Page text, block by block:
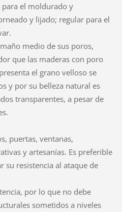
para el moldurado y
y lijado; regular para el
medio de sus poros,
que las maderas con poro
el grano velloso se
y por su belleza natural es
transparentes, a pesar de
puertas, ventanas,
y artesanías. Es preferible
su resistencia al ataque de
por lo que no debe
sometidos a niveles